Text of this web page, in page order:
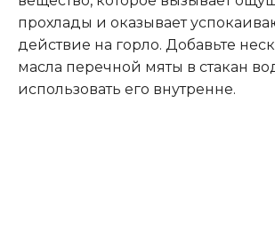
прохлады и оказывает
действие на горло. Добавьте
масла перечной мяты в стакан
использовать его внутренне.